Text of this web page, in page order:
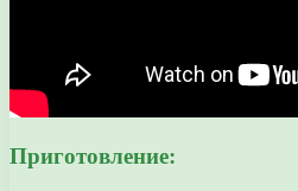
Приготовление: